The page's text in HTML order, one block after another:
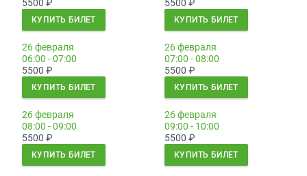
5500 ₽
КУПИТЬ БИЛЕТ
5500 ₽
КУПИТЬ БИЛЕТ
26 февраля
06:00 - 07:00
5500 ₽
КУПИТЬ БИЛЕТ
26 февраля
07:00 - 08:00
5500 ₽
КУПИТЬ БИЛЕТ
26 февраля
08:00 - 09:00
5500 ₽
КУПИТЬ БИЛЕТ
26 февраля
09:00 - 10:00
5500 ₽
КУПИТЬ БИЛЕТ